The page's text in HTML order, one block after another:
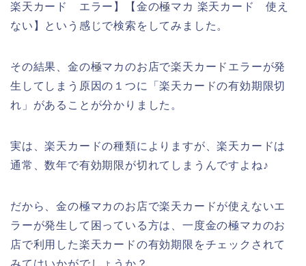
楽天カード エラー】【金の極マカ 楽天カード 使え
ない】という感じで検索をしてみました。
その結果、金の極マカのお店で楽天カードエラーが発
生してしまう原因の１つに「楽天カードの有効期限切
れ」があることが分かりました。
実は、楽天カードの種類によりますが、楽天カードは
通常、数年で有効期限が切れてしまうんですよね♪
だから、金の極マカのお店で楽天カードが使えないエ
ラーが発生して困っている方は、一度金の極マカのお
店で利用した楽天カードの有効期限をチェックされて